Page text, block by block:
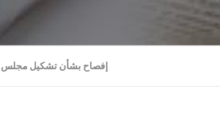
إفصاح بشأن تشكيل مجلس